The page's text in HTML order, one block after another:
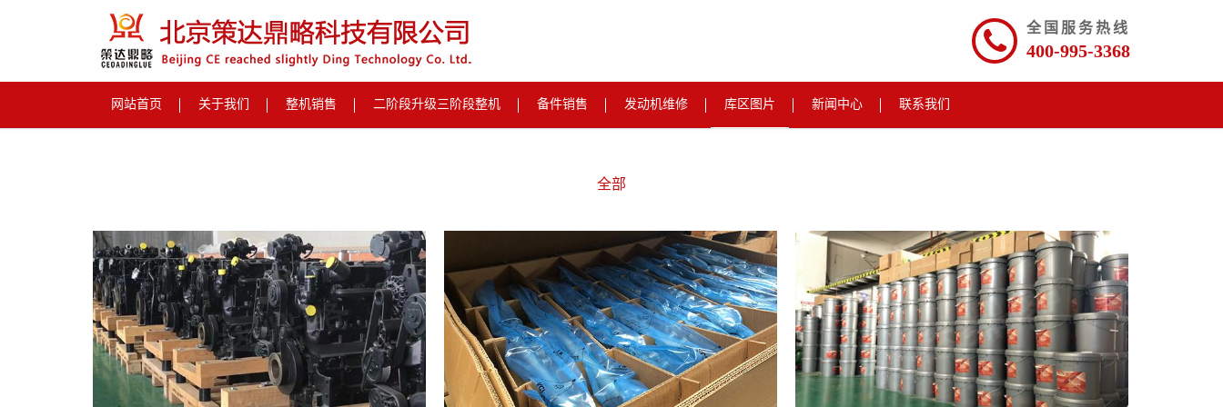
全国服务热线
400-995-3368
网站首页 关于我们 整机销售 二阶段升级三阶段整机 备件销售 发动机维修 库区图片 新闻中心 联系我们
全部